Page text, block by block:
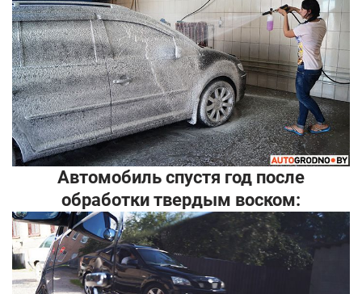
Автомобиль спустя год после
обработки твердым воском: